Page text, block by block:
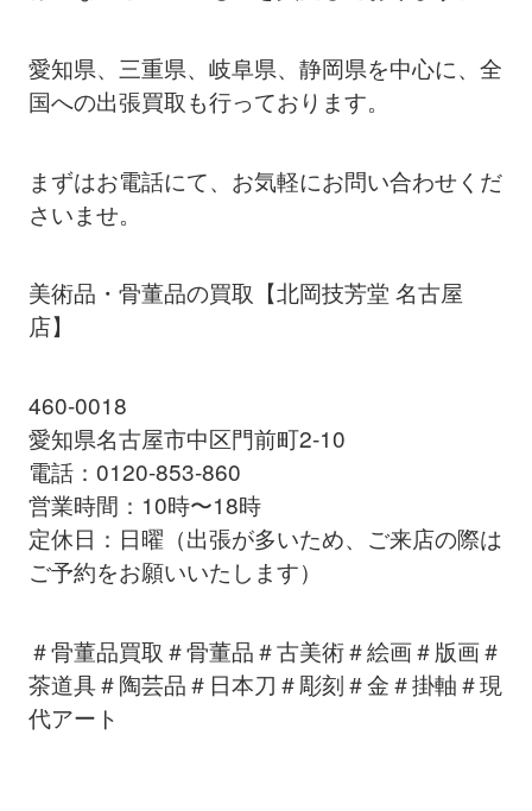
愛知県、三重県、岐阜県、静岡県を中心に、全
国への出張買取も行っております。
まずはお電話にて、お気軽にお問い合わせくだ
さいませ。
美術品・骨董品の買取【北岡技芳堂 名古屋
店】
460-0018
愛知県名古屋市中区門前町2-10
電話：0120-853-860
営業時間：10時〜18時
定休日：日曜（出張が多いため、ご来店の際は
ご予約をお願いいたします）
＃骨董品買取＃骨董品＃古美術＃絵画＃版画＃
茶道具＃陶芸品＃日本刀＃彫刻＃金＃掛軸＃現
代アート